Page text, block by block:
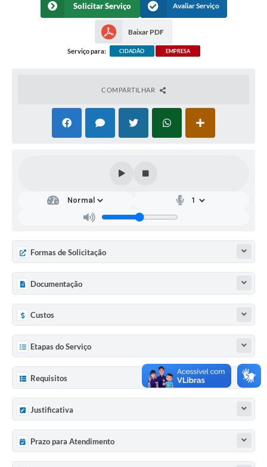
Solicitar Serviço Avaliar Serviço
Baixar PDF
Serviço para: CIDADÃO EMPRESA
COMPARTILHAR
Formas de Solicitação
Documentação
Custos
Etapas do Serviço
Requisitos
Justificativa
Prazo para Atendimento